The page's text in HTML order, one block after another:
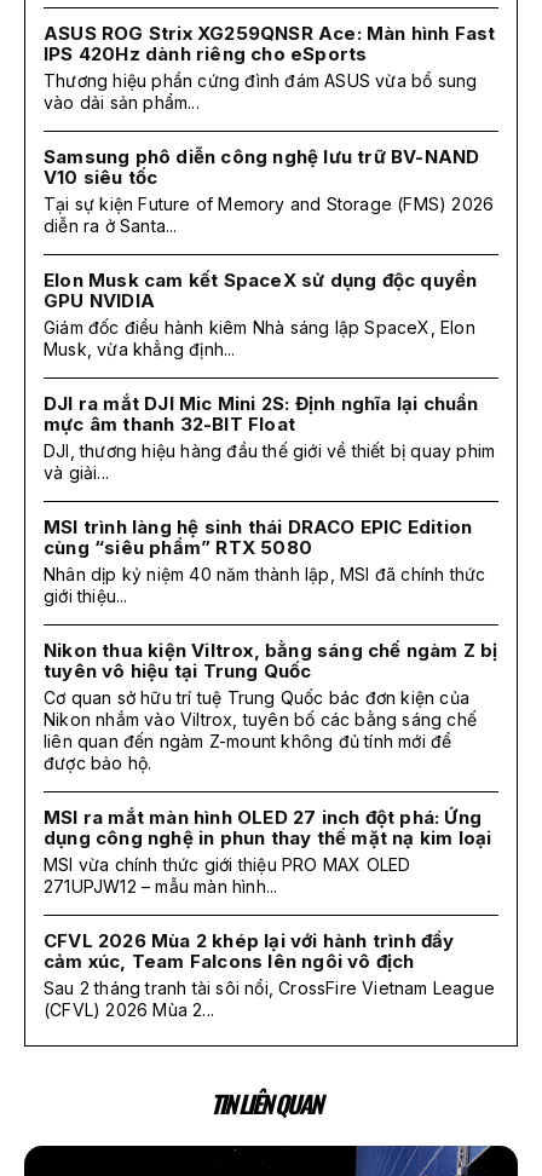
ASUS ROG Strix XG259QNSR Ace: Màn hình Fast
IPS 420Hz dành riêng cho eSports
Thương hiệu phần cứng đình đám ASUS vừa bổ sung
vào dải sản phẩm...
Samsung phô diễn công nghệ lưu trữ BV-NAND
V10 siêu tốc
Tại sự kiện Future of Memory and Storage (FMS) 2026
diễn ra ở Santa...
Elon Musk cam kết SpaceX sử dụng độc quyền
GPU NVIDIA
Giám đốc điều hành kiêm Nhà sáng lập SpaceX, Elon
Musk, vừa khẳng định...
DJI ra mắt DJI Mic Mini 2S: Định nghĩa lại chuẩn
mực âm thanh 32-BIT Float
DJI, thương hiệu hàng đầu thế giới về thiết bị quay phim
và giải...
MSI trình làng hệ sinh thái DRACO EPIC Edition
cùng “siêu phẩm” RTX 5080
Nhân dịp kỷ niệm 40 năm thành lập, MSI đã chính thức
giới thiệu...
Nikon thua kiện Viltrox, bằng sáng chế ngàm Z bị
tuyên vô hiệu tại Trung Quốc
Cơ quan sở hữu trí tuệ Trung Quốc bác đơn kiện của
Nikon nhắm vào Viltrox, tuyên bố các bằng sáng chế
liên quan đến ngàm Z-mount không đủ tính mới để
được bảo hộ.
MSI ra mắt màn hình OLED 27 inch đột phá: Ứng
dụng công nghệ in phun thay thế mặt nạ kim loại
MSI vừa chính thức giới thiệu PRO MAX OLED
271UPJW12 – mẫu màn hình...
CFVL 2026 Mùa 2 khép lại với hành trình đầy
cảm xúc, Team Falcons lên ngôi vô địch
Sau 2 tháng tranh tài sôi nổi, CrossFire Vietnam League
(CFVL) 2026 Mùa 2...
TIN LIÊN QUAN